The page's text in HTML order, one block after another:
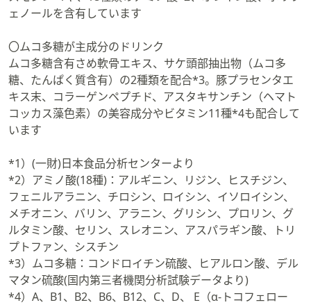
ェノールを含有しています
〇ムコ多糖が主成分のドリンク
ムコ多糖含有さめ軟骨エキス、サケ頭部抽出物（ムコ多
糖、たんぱく質含有）の2種類を配合*3。豚プラセンタエ
キス末、コラーゲンペプチド、アスタキサンチン（ヘマト
コッカス藻色素）の美容成分やビタミン11種*4も配合して
います
*1）(一財)日本食品分析センターより
*2）アミノ酸(18種)：アルギニン、リジン、ヒスチジン、
フェニルアラニン、チロシン、ロイシン、イソロイシン、
メチオニン、バリン、アラニン、グリシン、プロリン、グ
ルタミン酸、セリン、スレオニン、アスパラギン酸、トリ
プトファン、シスチン
*3）ムコ多糖：コンドロイチン硫酸、ヒアルロン酸、デル
マタン硫酸(国内第三者機関分析試験データより)
*4）A、B1、B2、B6、B12、C、D、 E（α‐トコフェロー